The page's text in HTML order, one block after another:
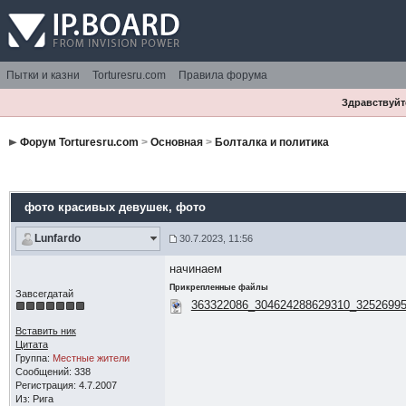
Пытки и казни Torturesru.com Правила форума
Форум Torturesru.com > Основная> Болталка и политика
фото красивых девушек, фото
Lunfardo 30.7.2023, 11:56
Завсегдатай
Вставить ник
Цитата
Группа: Местные жители
Сообщений: 338
Регистрация: 4.7.2007
Из: Рига
начинаем
Прикрепленные файлы